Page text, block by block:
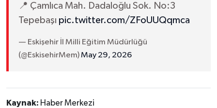
📍 Çamlıca Mah. Dadaloğlu Sok. No:3
Tepebaşı pic.twitter.com/ZFoUUQqmca
— Eskişehir İl Milli Eğitim Müdürlüğü
(@EskisehirMem)May 29, 2026
Kaynak: Haber Merkezi